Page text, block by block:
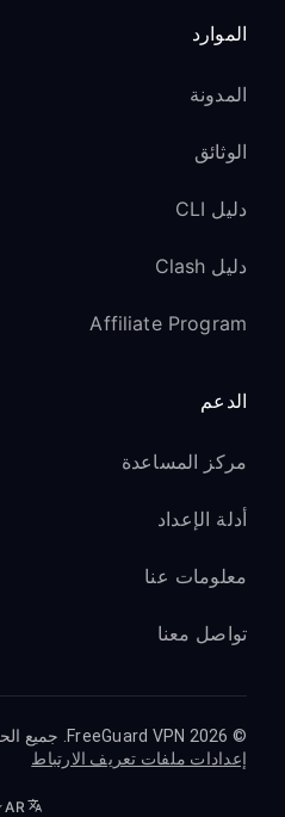
الموارد
المدونة
الوثائق
دليل CLI
دليل Clash
Affiliate Program
الدعم
مركز المساعدة
أدلة الإعداد
معلومات عنا
تواصل معنا
© 2026 FreeGuard VPN. جميع الحقوق محفوظة.
إعدادات ملفات تعريف الارتباط
AR